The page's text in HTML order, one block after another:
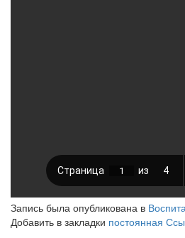
Запись была опубликована в
Добавить в закладки постоянная